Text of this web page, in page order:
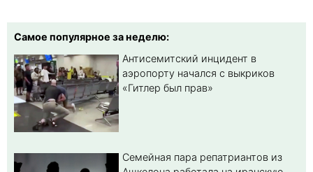
Самое популярное за неделю:
Антисемитский инцидент в
аэропорту начался с выкриков
«Гитлер был прав»
Семейная пара репатриантов из